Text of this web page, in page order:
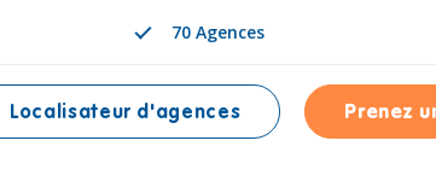
70 Agences
Localisateur d'agences Prenez